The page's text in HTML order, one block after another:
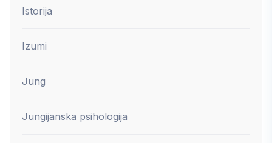
Istorija
Izumi
Jung
Jungijanska psihologija